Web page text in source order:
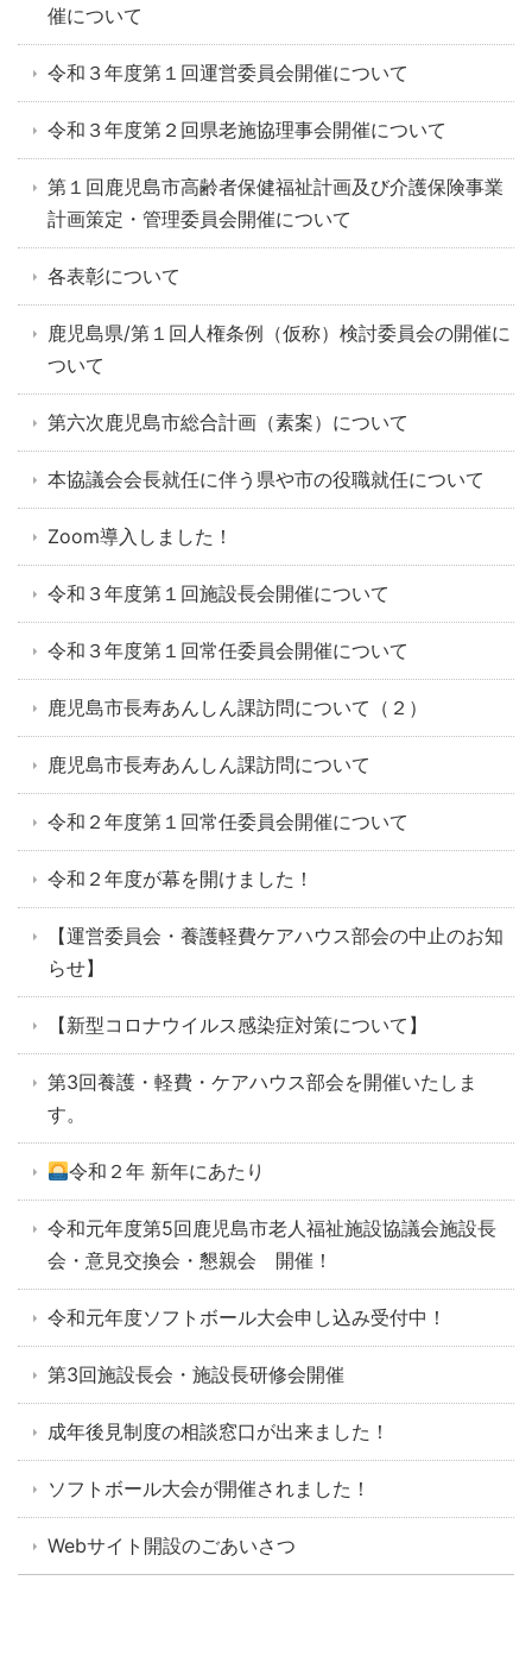
催について
令和３年度第１回運営委員会開催について
令和３年度第２回県老施協理事会開催について
第１回鹿児島市高齢者保健福祉計画及び介護保険事業
計画策定・管理委員会開催について
各表彰について
鹿児島県/第１回人権条例（仮称）検討委員会の開催に
ついて
第六次鹿児島市総合計画（素案）について
本協議会会長就任に伴う県や市の役職就任について
Zoom導入しました！
令和３年度第１回施設長会開催について
令和３年度第１回常任委員会開催について
鹿児島市長寿あんしん課訪問について（２）
鹿児島市長寿あんしん課訪問について
令和２年度第１回常任委員会開催について
令和２年度が幕を開けました！
【運営委員会・養護軽費ケアハウス部会の中止のお知
らせ】
【新型コロナウイルス感染症対策について】
第3回養護・軽費・ケアハウス部会を開催いたしま
す。
令和２年 新年にあたり
令和元年度第5回鹿児島市老人福祉施設協議会施設長
会・意見交換会・懇親会 開催！
令和元年度ソフトボール大会申し込み受付中！
第3回施設長会・施設長研修会開催
成年後見制度の相談窓口が出来ました！
ソフトボール大会が開催されました！
Webサイト開設のごあいさつ